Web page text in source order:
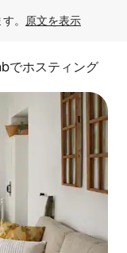
。 原文を表示
でホスティング